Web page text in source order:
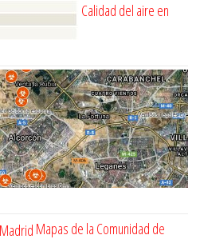
Calidad del aire en
Mapas de la Comunidad de